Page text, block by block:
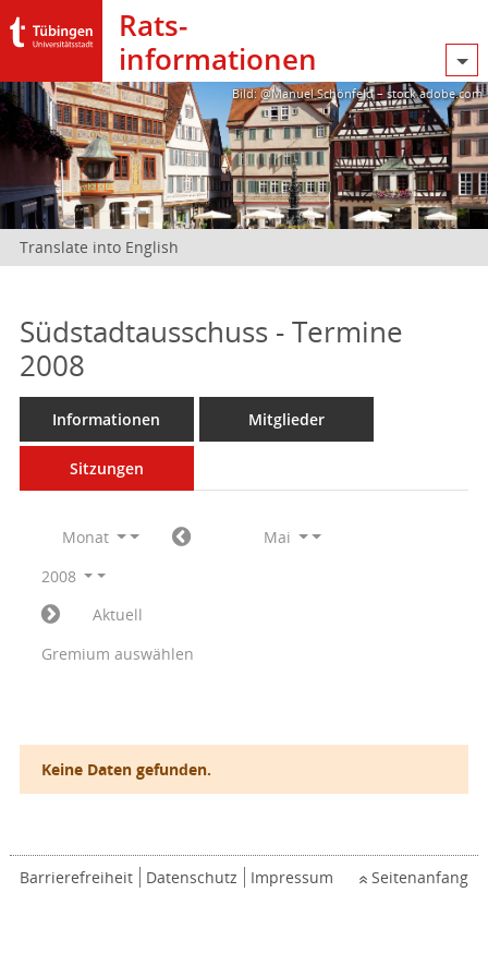
Rats­
informationen
Bild: @Manuel Schönfeld – stock.adobe.com
Translate into English
Südstadtausschuss - Termine
2008
Informationen Mitglieder
Sitzungen
Monat
Mai
2008
Aktuell
Gremium auswählen
Keine Daten gefunden.
Barrierefreiheit Datenschutz Impressum Seitenanfang